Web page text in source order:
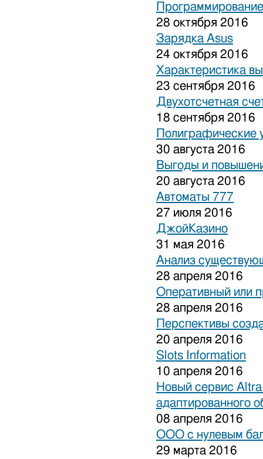
28 октября 2016
Зарядка Asus
24 октября 2016
Характеристика
23 сентября 2016
Двухотсчетная
18 сентября 2016
Полиграфические
30 августа 2016
Выгоды и
20 августа 2016
Автоматы 777
27 июля 2016
ДжойКазино
31 мая 2016
Анализ
28 апреля 2016
Оперативный или
28 апреля 2016
Перспективы
20 апреля 2016
Slots Information
10 апреля 2016
Новый сервис Altra
адаптированного
08 апреля 2016
ООО с нулевым
29 марта 2016